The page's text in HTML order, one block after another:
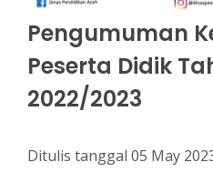
Pengumuman
Peserta Didik
2022/2023
Ditulis tanggal 05 May